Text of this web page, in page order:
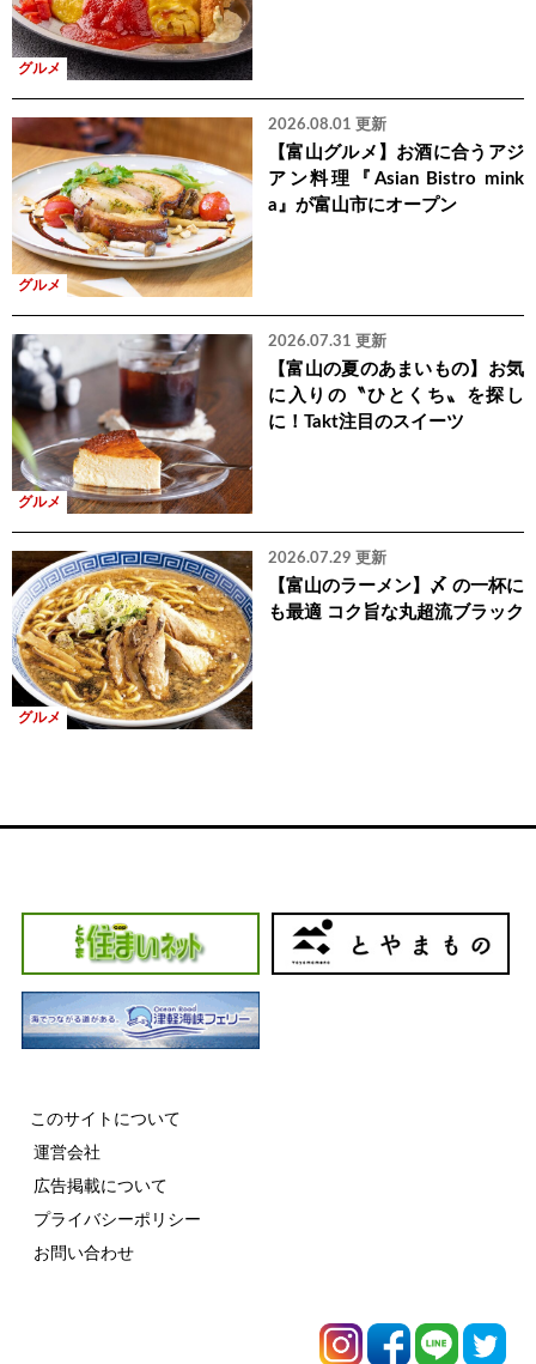
グルメ
グルメ
2026.08.01 更新
【富山グルメ】お酒に合うアジ
アン料理『Asian Bistro mink
a』が富山市にオープン
グルメ
2026.07.31 更新
【富山の夏のあまいもの】お気
に入りの〝ひとくち〟を探し
に！Takt注目のスイーツ
グルメ
2026.07.29 更新
【富山のラーメン】〆 の一杯に
も最適 コク旨な丸超流ブラック
このサイトについて
運営会社
広告掲載について
プライバシーポリシー
お問い合わせ